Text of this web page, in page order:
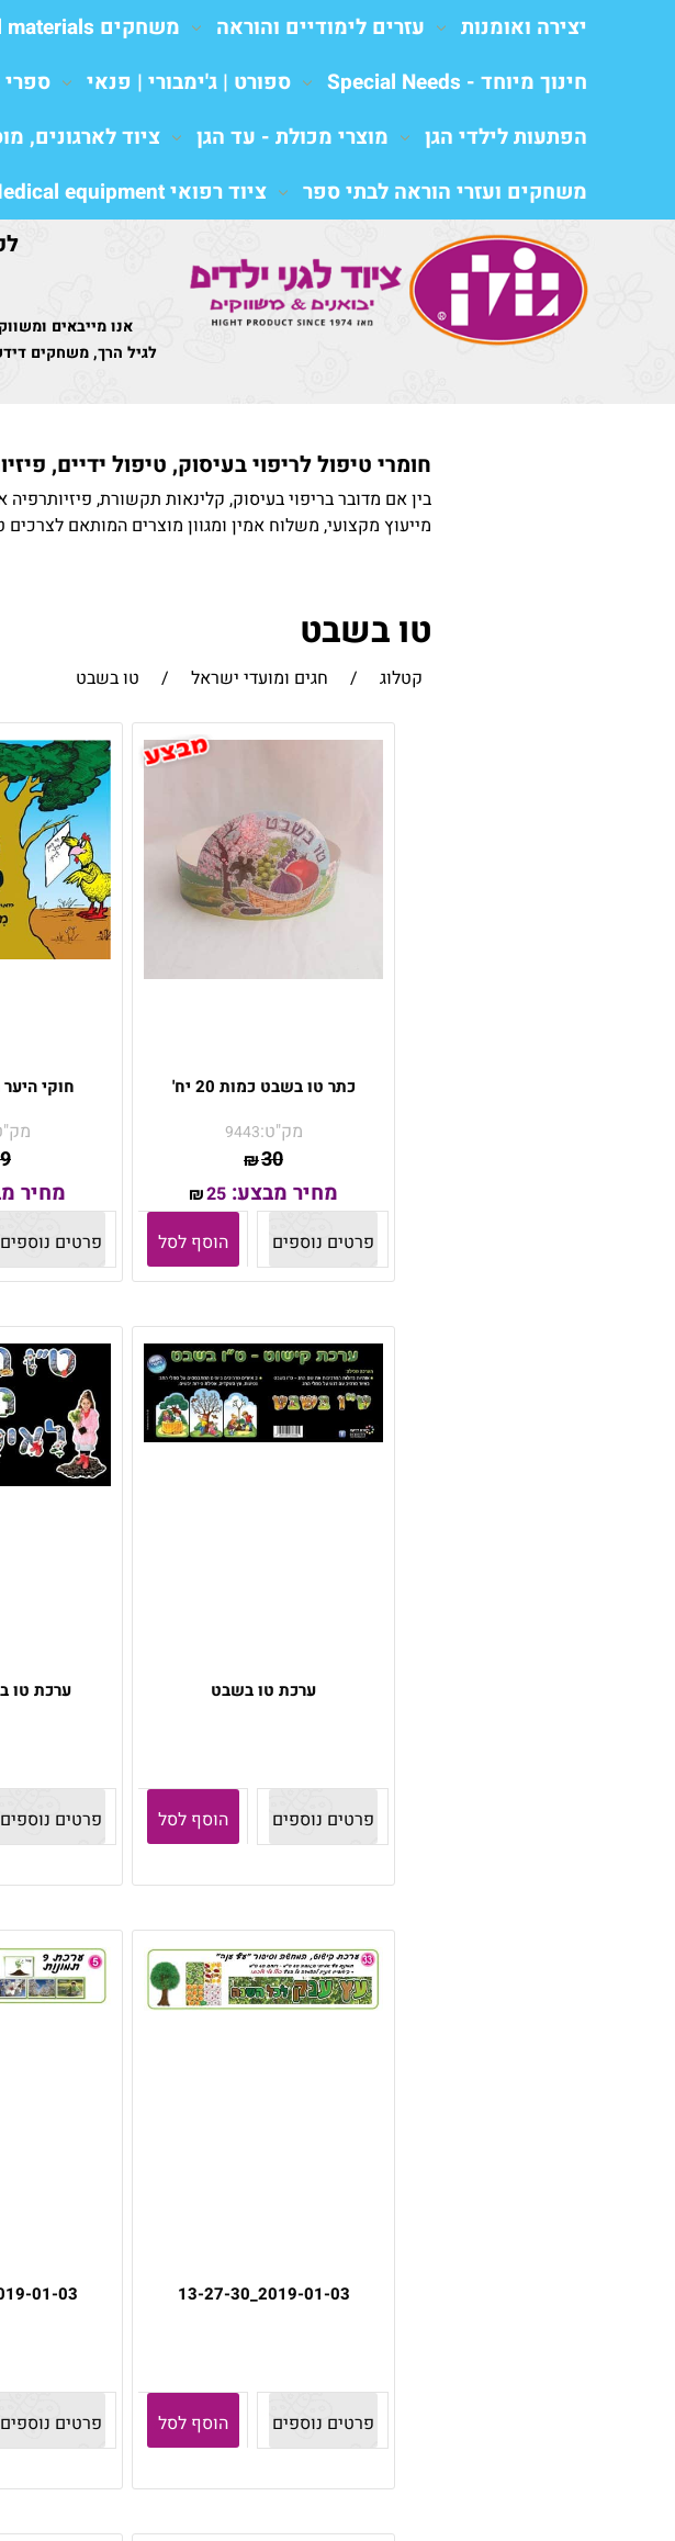
אנו מייבאים
לגיל הרך, משחקים
יצירה ואומנות עזרים לימודיים והוראה משחקים Educational materials
חינוך מיוחד - Special Needs
ספורט | ג'ימבורי | פנאי ספרי
הפתעות לילדי הגן
מוצרי מכולת - עד הגן ציוד לארגונים,
משחקים ועזרי הוראה לבתי ספר
ציוד רפואי Medical equipment
חומרי טיפול לריפוי בעיסוק, טיפול ידיים,
בין אם מדובר בריפוי בעיסוק, קלינאות תקשורת,
מייעוץ מקצועי, משלוח אמין ומגוון מוצרים המותאם לצרכים
טו בשבט
קטלוג / חגים ומועדי ישראל / טו בשבט
כתר טו בשבט כמות 20 יח'
מק"ט:9443
₪30
מחיר מבצע: ₪25
פרטים נוספים
הוסף לסל
חוקי
מחיר
פרטים נוספים
ערכת טו בשבט
פרטים נוספים הוסף לסל
ערכת טו
פרטים נוספים
2019-01-03_13-27-30
פרטים נוספים הוסף לסל
01-03_13-26-16
פרטים נוספים